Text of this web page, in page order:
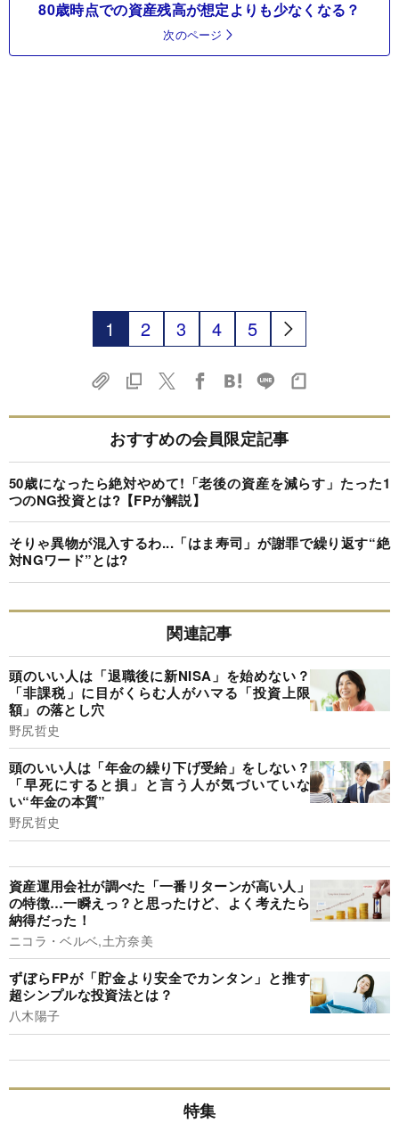
80歳時点での資産残高が想定よりも少なくなる？
次のページ
1 2 3 4 5
おすすめの会員限定記事
50歳になったら絶対やめて!「老後の資産を減らす」たった1
つのNG投資とは?【FPが解説】
そりゃ異物が混入するわ...「はま寿司」が謝罪で繰り返す“絶
対NGワード”とは?
関連記事
頭のいい人は「退職後に新NISA」を始めない？
「非課税」に目がくらむ人がハマる「投資上限
額」の落とし穴
野尻哲史
頭のいい人は「年金の繰り下げ受給」をしない？
「早死にすると損」と言う人が気づいていな
い“年金の本質”
野尻哲史
資産運用会社が調べた「一番リターンが高い人」
の特徴…一瞬えっ？と思ったけど、よく考えたら
納得だった！
ニコラ・ベルベ,土方奈美
ずぼらFPが「貯金より安全でカンタン」と推す
超シンプルな投資法とは？
八木陽子
特集